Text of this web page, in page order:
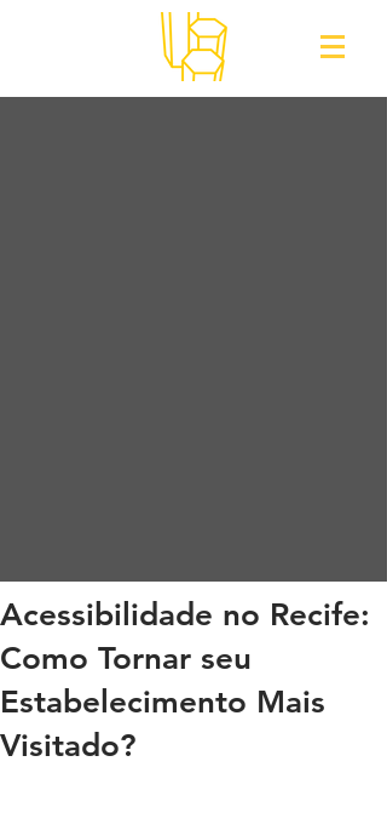
Acessibilidade no Recife:
Como Tornar seu
Estabelecimento Mais
Visitado?